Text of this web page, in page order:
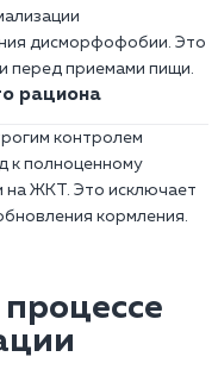
дисморфофобии. Это
перед приемами пищи.
рациона
контролем
к полноценному
на ЖКТ. Это исключает
кормления.
процессе